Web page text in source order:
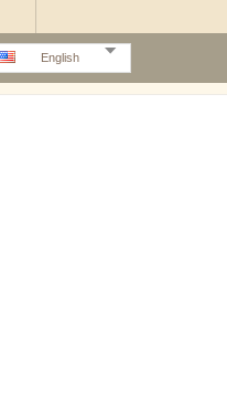
English